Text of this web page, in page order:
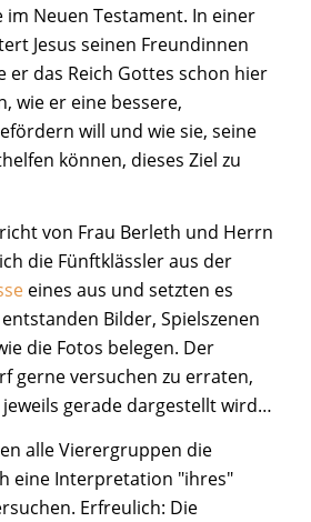
Neuen Testament. In einer
Jesus seinen Freundinnen
er das Reich Gottes schon hier
wie er eine bessere,
will und wie sie, seine
können, dieses Ziel zu
von Frau Berleth und Herrn
die Fünftklässler aus der
eines aus und setzten es
Bilder, Spielszenen
die Fotos belegen. Der
gerne versuchen zu erraten,
gerade dargestellt wird…
alle Vierergruppen die
eine Interpretation "ihres"
Erfreulich: Die